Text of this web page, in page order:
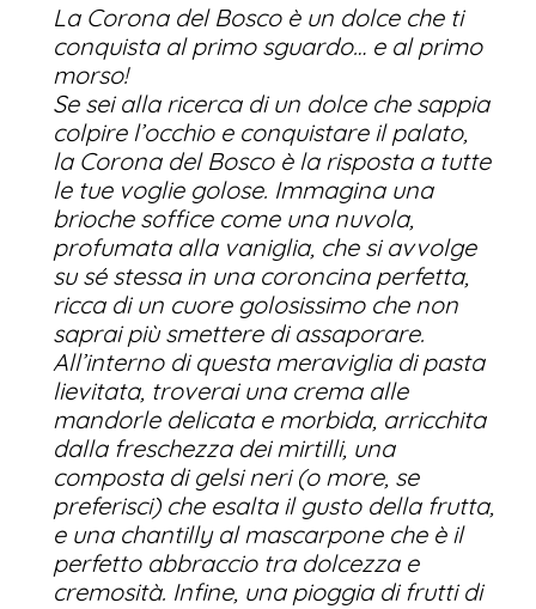
La Corona del Bosco è un dolce che ti
conquista al primo sguardo… e al primo
morso!
Se sei alla ricerca di un dolce che sappia
colpire l’occhio e conquistare il palato,
la Corona del Boscoè la risposta a tutte
le tue voglie golose. Immagina una
brioche soffice come una nuvola,
profumata alla vaniglia, che si avvolge
su sé stessa in una coroncina perfetta,
ricca di un cuore golosissimo che non
saprai più smettere di assaporare.
All’interno di questa meraviglia di pasta
lievitata, troverai una crema alle
mandorle delicata e morbida, arricchita
dalla freschezza dei mirtilli, una
composta di gelsi neri (o more, se
preferisci) che esalta il gusto della frutta,
e una chantilly al mascarpone che è il
perfetto abbraccio tra dolcezza e
cremosità. Infine, una pioggia di frutti di